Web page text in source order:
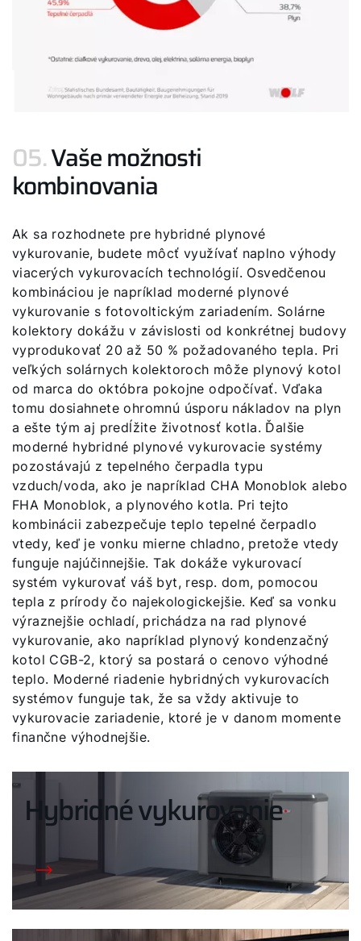
05.Vaše možnosti
kombinovania
Ak sa rozhodnete pre hybridné plynové
vykurovanie, budete môcť využívať naplno výhody
viacerých vykurovacích technológií. Osvedčenou
kombináciou je napríklad moderné plynové
vykurovanie s fotovoltickým zariadením. Solárne
kolektory dokážu v závislosti od konkrétnej budovy
vyprodukovať 20 až 50 % požadovaného tepla. Pri
veľkých solárnych kolektoroch môže plynový kotol
od marca do októbra pokojne odpočívať. Vďaka
tomu dosiahnete ohromnú úsporu nákladov na plyn
a ešte tým aj predĺžite životnosť kotla. Ďalšie
moderné hybridné plynové vykurovacie systémy
pozostávajú z tepelného čerpadla typu
vzduch/voda, ako je napríklad CHA Monoblok alebo
FHA Monoblok, a plynového kotla. Pri tejto
kombinácii zabezpečuje teplo tepelné čerpadlo
vtedy, keď je vonku mierne chladno, pretože vtedy
funguje najúčinnejšie. Tak dokáže vykurovací
systém vykurovať váš byt, resp. dom, pomocou
tepla z prírody čo najekologickejšie. Keď sa vonku
výraznejšie ochladí, prichádza na rad plynové
vykurovanie, ako napríklad plynový kondenzačný
kotol CGB-2, ktorý sa postará o cenovo výhodné
teplo. Moderné riadenie hybridných vykurovacích
systémov funguje tak, že sa vždy aktivuje to
vykurovacie zariadenie, ktoré je v danom momente
finančne výhodnejšie.
Hybridné vykurovanie